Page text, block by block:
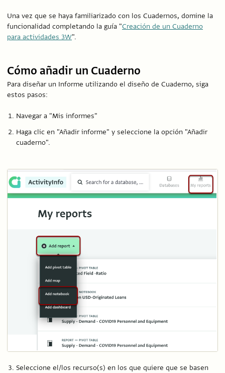
Una vez que se haya familiarizado con los Cuadernos, domine la
funcionalidad completando la guía "Creación de un Cuaderno
para actividades 3W".
Cómo añadir un Cuaderno
Para diseñar un Informe utilizando el diseño de Cuaderno, siga
estos pasos:
Navegar a "Mis informes"
Haga clic en "Añadir informe" y seleccione la opción "Añadir
cuaderno".
Seleccione el/los recurso(s) en los que quiere que se basen